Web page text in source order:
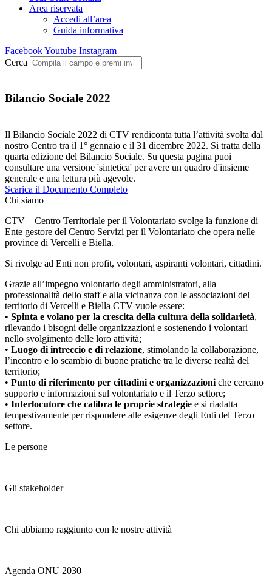
Area riservata
Accedi all’area
Guida informativa
FacebookYoutube Instagram
Cerca
Bilancio Sociale 2022
Il Bilancio Sociale 2022 di CTV rendiconta tutta l’attività svolta dal
nostro Centro tra il 1° gennaio e il 31 dicembre 2022. Si tratta della
quarta edizione del Bilancio Sociale. Su questa pagina puoi
consultare una versione 'sintetica' per avere un quadro d'insieme
generale e una lettura più agevole.
Scarica il Documento Completo
Chi siamo
CTV – Centro Territoriale per il Volontariato svolge la funzione di
Ente gestore del Centro Servizi per il Volontariato che opera nelle
province di Vercelli e Biella.
Si rivolge ad Enti non profit, volontari, aspiranti volontari, cittadini.
Grazie all’impegno volontario degli amministratori, alla
professionalità dello staff e alla vicinanza con le associazioni del
territorio di Vercelli e Biella CTV vuole essere:
• Spinta e volano per la crescita della cultura della solidarietà,
rilevando i bisogni delle organizzazioni e sostenendo i volontari
nello svolgimento delle loro attività;
• Luogo di intreccio e di relazione, stimolando la collaborazione,
l’incontro e lo scambio di buone pratiche tra le diverse realtà del
territorio;
• Punto di riferimento per cittadini e organizzazioniche cercano
supporto e informazioni sul volontariato e il Terzo settore;
• Interlocutore che calibra le proprie strategie e si riadatta
tempestivamente per rispondere alle esigenze degli Enti del Terzo
settore.
Le persone
Gli stakeholder
Chi abbiamo raggiunto con le nostre attività
Agenda ONU 2030